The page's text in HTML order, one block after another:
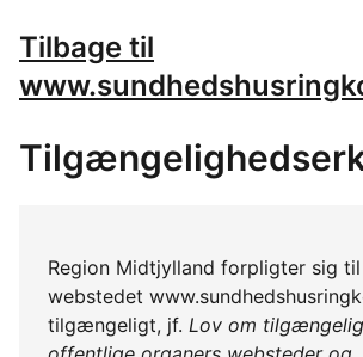
Tilbage til
Region Midtjylland forpligter sig
webstedet
tilgængeligt, jf. Lov om